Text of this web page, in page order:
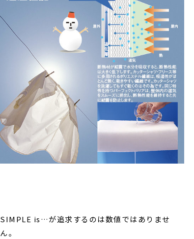
SIMPLE is…が追求するのは数値ではありませ
ん。